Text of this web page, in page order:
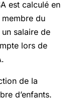
est calculé en
du
salaire de
lors de
de la
d’enfants.